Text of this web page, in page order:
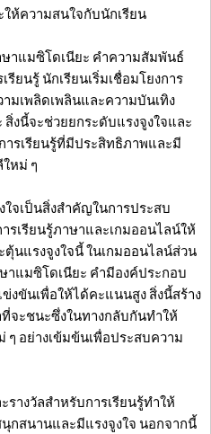
ให้ความสนใจกับนักเรียน
ษาแมซิโดเนียะ คำความสัมพันธ์
ยนรู้ นักเรียนเริ่มเชื่อมโยงการ
มเพลิดเพลินและความบันเทิง
งนี้จะช่วยยกระดับแรงจูงใจและ
ารเรียนรู้ที่มีประสิทธิภาพและมี
หม่ ๆ
ใจเป็นสิ่งสำคัญในการประสบ
รเรียนรู้ภาษาและเกมออนไลน์ให้
นแรงจูงใจนี้ ในเกมออนไลน์ส่วน
าแมซิโดเนียะ คำมีองค์ประกอบ
งขันเพื่อให้ได้คะแนนสูง สิ่งนี้สร้าง
จะชนะซึ่งในทางกลับกันทำให้
ๆ อย่างเข้มข้นเพื่อประสบความ
รางวัลสำหรับการเรียนรู้ทำให้
กสนานและมีแรงจูงใจ นอกจากนี้